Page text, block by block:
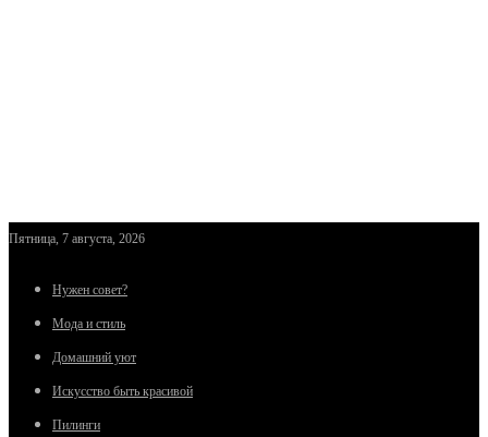
Пятница, 7 августа, 2026
Нужен совет?
Мода и стиль
Домашний уют
Искусство быть красивой
Пилинги